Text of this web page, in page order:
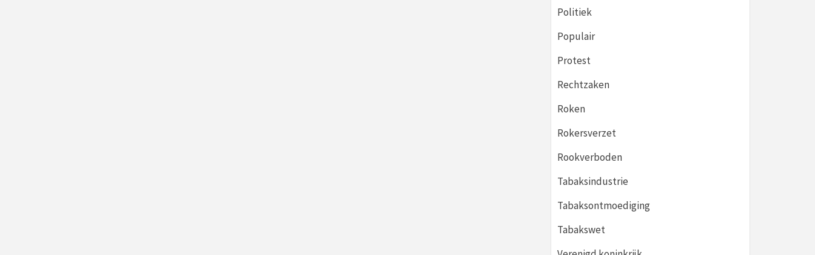
Politiek
Populair
Protest
Rechtzaken
Roken
Rokersverzet
Rookverboden
Tabaksindustrie
Tabaksontmoediging
Tabakswet